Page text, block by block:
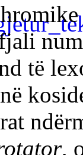
të
,